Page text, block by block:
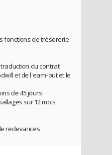
fonctions de trésorerie
du contrat
et de l'earn-out et le
de 45 jours
sur 12 mois
redevances